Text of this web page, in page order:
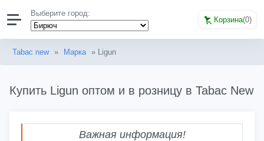
Выберите город:
Корзина(0)
Tabac new » Марка » Ligun
Купить Ligun оптом и в розницу в Tabac New
Важная информация!